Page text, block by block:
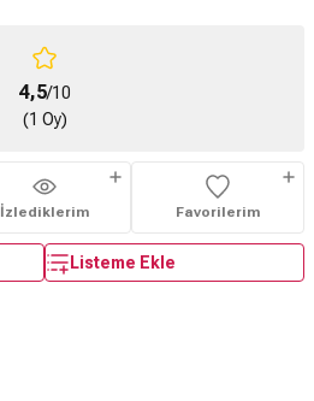
4,5/10
(1 Oy)
İzlediklerim Favorilerim
Listeme Ekle